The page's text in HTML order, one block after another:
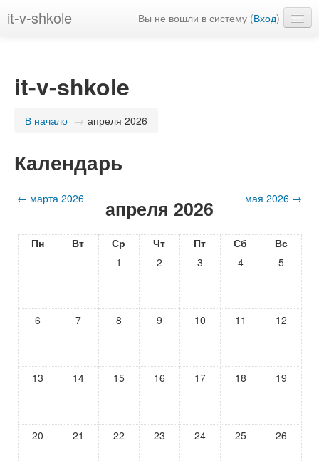
it-v-shkole Вы не вошли в систему (Вход)
it-v-shkole
В начало → апреля 2026
Календарь
← марта 2026 апреля 2026 мая 2026 →
Пн Вт Ср Чт Пт Сб
Вс
1
2 3 4 5
6 7 8 9 10 11 12
13 14 15 16 17 18 19
20 21 22 23 24 25 26